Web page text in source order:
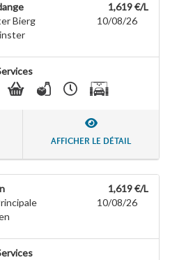
Bierg
1,619 €/L
10/08/26
AFFICHER LE DÉTAIL
1,619 €/L
10/08/26